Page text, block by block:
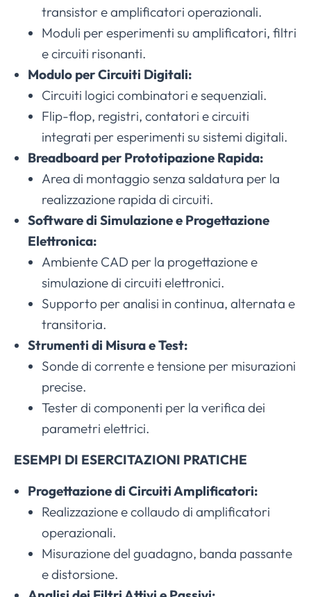
transistor e amplificatori operazionali.
Moduli per esperimenti su amplificatori, filtri
e circuiti risonanti.
Modulo per Circuiti Digitali:
Circuiti logici combinatori e sequenziali.
Flip-flop, registri, contatori e circuiti
integrati per esperimenti su sistemi digitali.
Breadboard per Prototipazione Rapida:
Area di montaggio senza saldatura per la
realizzazione rapida di circuiti.
Software di Simulazione e Progettazione
Elettronica:
Ambiente CAD per la progettazione e
simulazione di circuiti elettronici.
Supporto per analisi in continua, alternata e
transitoria.
Strumenti di Misura e Test:
Sonde di corrente e tensione per misurazioni
precise.
Tester di componenti per la verifica dei
parametri elettrici.
ESEMPI DI ESERCITAZIONI PRATICHE
Progettazione di Circuiti Amplificatori:
Realizzazione e collaudo di amplificatori
operazionali.
Misurazione del guadagno, banda passante
e distorsione.